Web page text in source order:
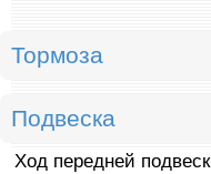
Тормоза
Подвеска
Ход передней